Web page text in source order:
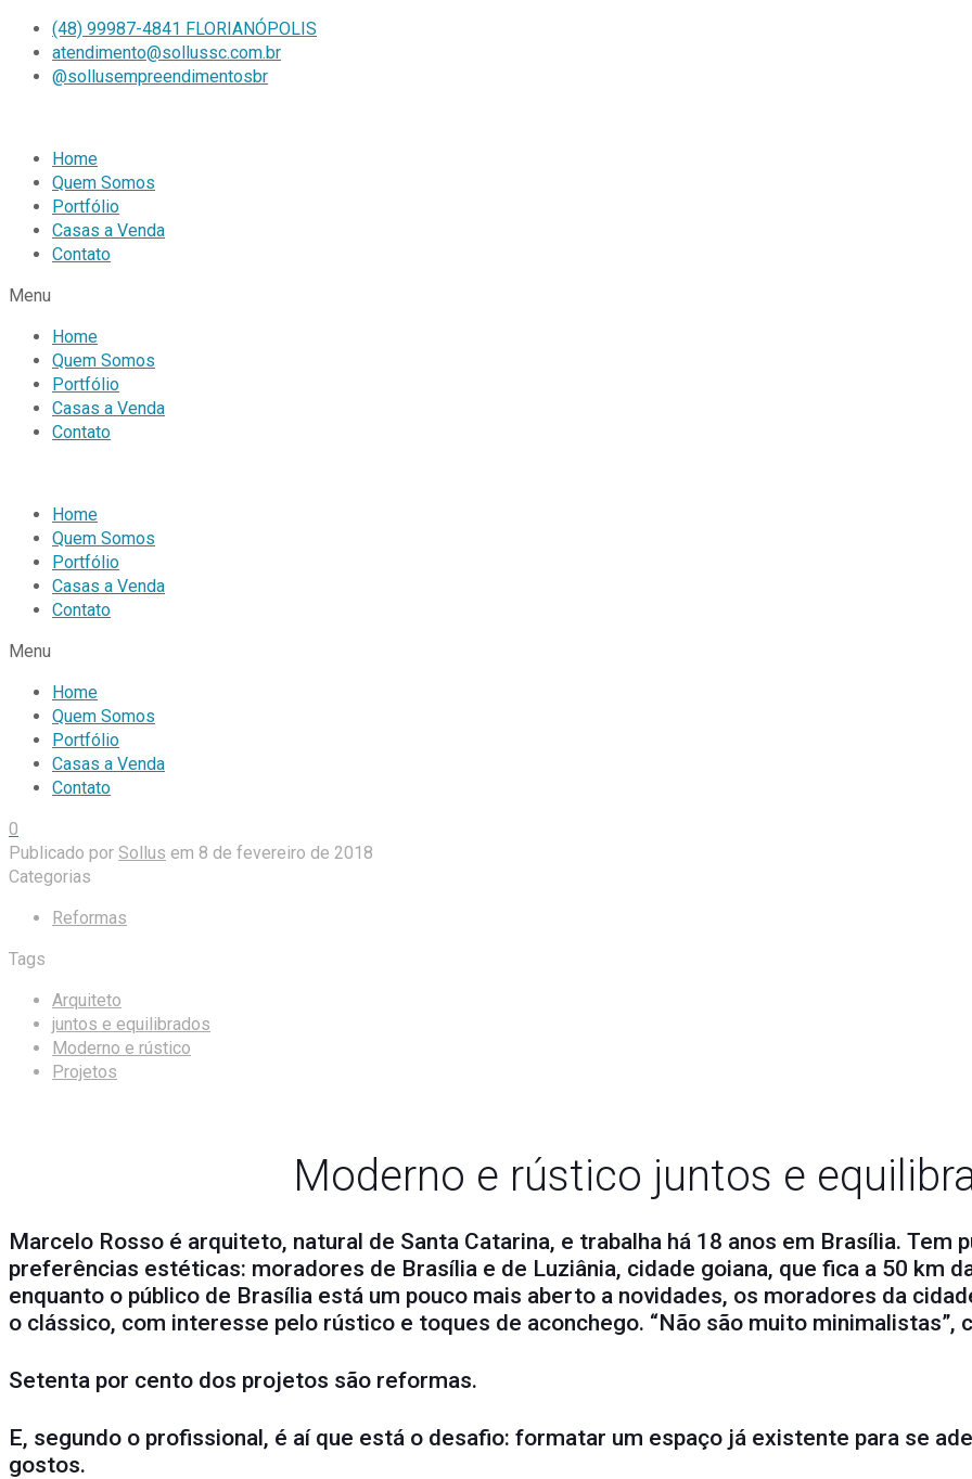
(48) 99987-4841 FLORIANÓPOLIS
atendimento@sollussc.com.br
@sollusempreendimentosbr
Home
Quem Somos
Portfólio
Casas a Venda
Contato
Menu
Home
Quem Somos
Portfólio
Casas a Venda
Contato
Home
Quem Somos
Portfólio
Casas a Venda
Contato
Menu
Home
Quem Somos
Portfólio
Casas a Venda
Contato
0
Publicado por Sollus em 8 de fevereiro de 2018
Categorias
Reformas
Tags
Arquiteto
juntos e equilibrados
Moderno e rústico
Projetos
Moderno e rústico juntos e
Marcelo Rosso é arquiteto, natural de Santa Catarina, e trabalha há 18 anos em Brasília. Tem
preferências estéticas: moradores de Brasília e de Luziânia, cidade goiana, que fica a 50 km
enquanto o público de Brasília está um pouco mais aberto a novidades, os moradores da
o clássico, com interesse pelo rústico e toques de aconchego. “Não são muito minimalistas”,
Setenta por cento dos projetos são reformas.
E, segundo o profissional, é aí que está o desafio: formatar um espaço já existente para se
gostos.